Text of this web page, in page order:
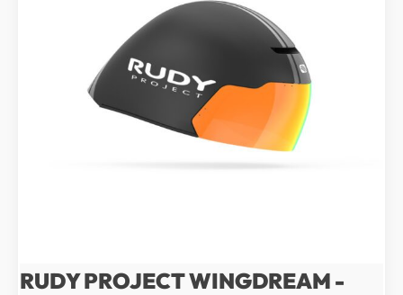
RUDY PROJECT WINGDREAM -